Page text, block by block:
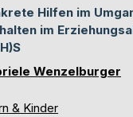
Hilfen im
im
Wenzelburger
& Kinder